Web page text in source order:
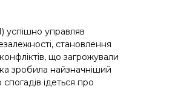
успішно управляв
становлення
що загрожували
зробила найзначніший
ідеться про